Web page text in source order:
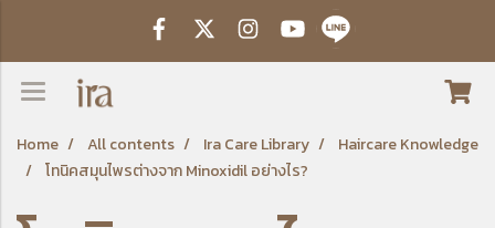
Home All contents Ira Care Library
Haircare Knowledge
โทนิคสมุนไพรต่างจาก Minoxidil อย่างไร?